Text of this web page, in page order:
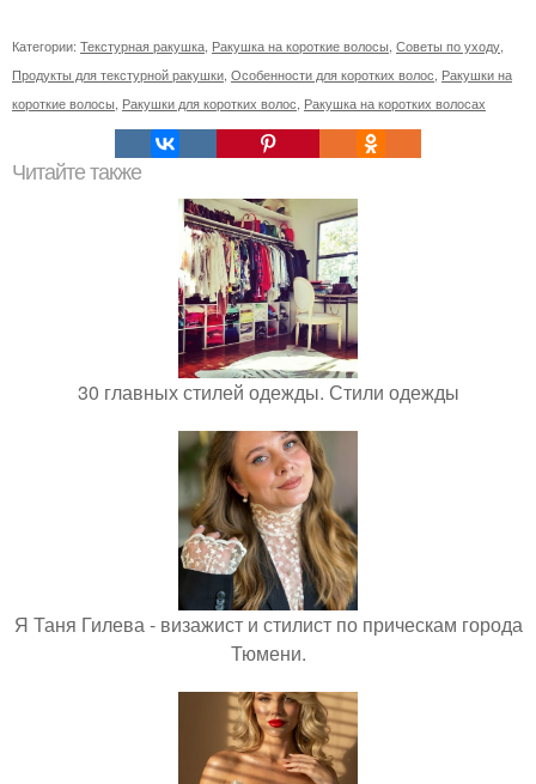
Категории: Текстурная ракушка Ракушка на короткие волосы Советы по уходу
Продукты для текстурной ракушки Особенности для коротких волос Ракушки на
короткие волосы Ракушки для коротких волос Ракушка на коротких волосах
Читайте также
30 главных стилей одежды. Стили одежды
Я Таня Гилева - визажист и стилист по прическам города
Тюмени.